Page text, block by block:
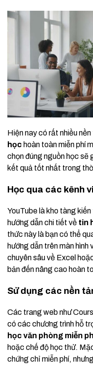
Hiện nay có rất nhiều
học hoàn toàn miễn phí
chọn đúng nguồn học sẽ
kết quả tốt nhất trong
Học qua các kênh
YouTube là kho tàng
hướng dẫn chi tiết về tin
thức này là bạn có thể
hướng dẫn trên màn hình
chuyên sâu về Excel
bản đến nâng cao hoàn
Sử dụng các nền
Các trang web như
có các chương trình hỗ
học văn phòng miễn
hoặc chế độ học thử.
chứng chỉ miễn phí,